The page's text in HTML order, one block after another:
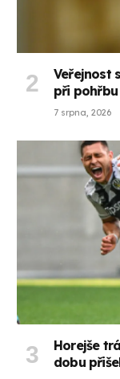
Veřejnost
při
7 srpna, 2026
Horejše
dobu